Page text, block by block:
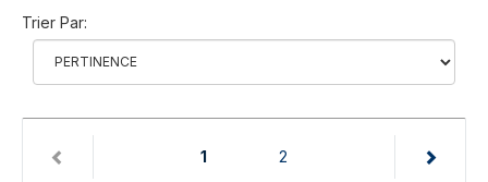
Trier Par:
1(current) 2